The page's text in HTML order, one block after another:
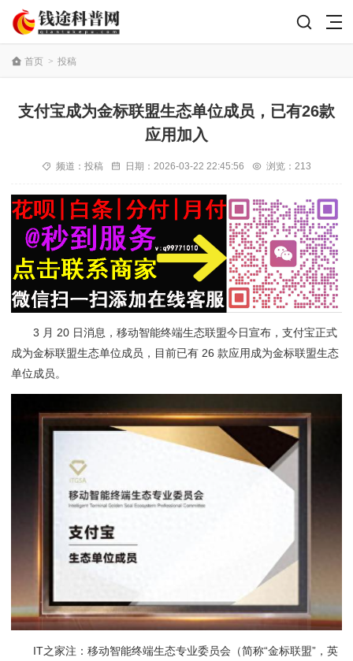
首页 > 投稿
支付宝成为金标联盟生态单位成员，已有26款
应用加入
频道： 投稿 日期： 2026-03-22 22:45:56 浏览：213
3 月 20 日消息，移动智能终端生态联盟今日宣布，支付宝正式
成为金标联盟生态单位成员，目前已有 26 款应用成为金标联盟生态
单位成员。
IT之家注：移动智能终端生态专业委员会（简称“金标联盟”，英